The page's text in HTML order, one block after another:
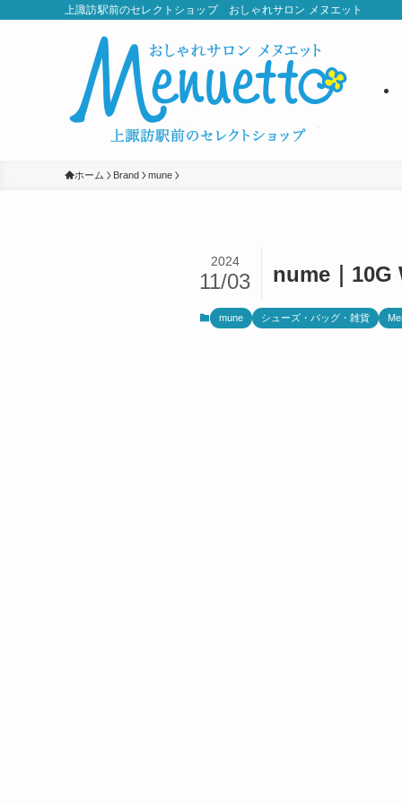
上諏訪駅前のセレクトショップ おしゃれサロン メヌエット
ホーム Brand mune
nume｜10G
2024
11/03
mune シューズ・バッグ・雑貨